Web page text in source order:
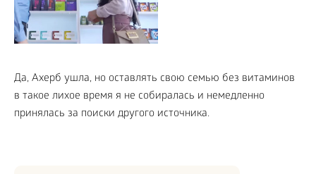
Да, Ахерб ушла, но оставлять свою семью без витаминов
в такое лихое время я не собиралась и немедленно
принялась за поиски другого источника.